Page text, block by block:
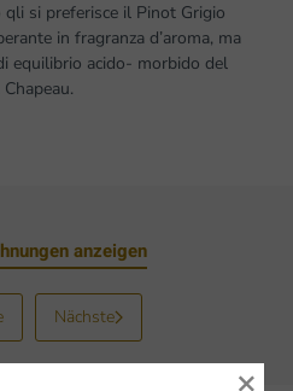
qli si preferisce il Pinot Grigio
in fragranza d’aroma, ma
equilibrio acido- morbido del
anzeigen
Nächste